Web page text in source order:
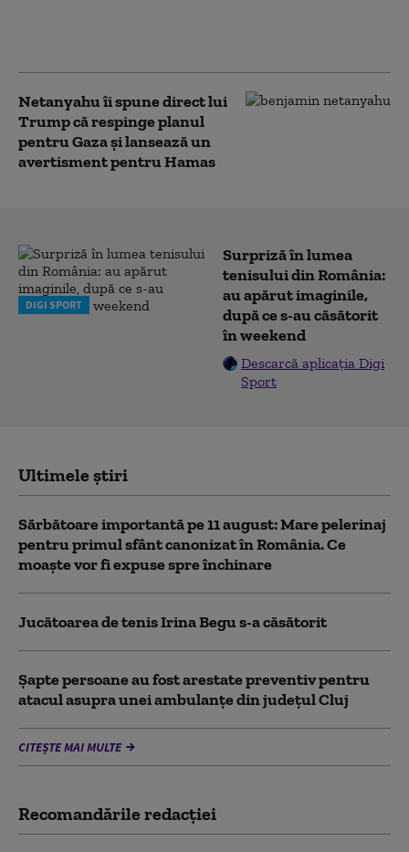
Netanyahu îi spune direct lui
Trump că respinge planul
pentru Gaza și lansează un
avertisment pentru Hamas
DIGI SPORT
Surpriză în lumea
tenisului din România:
au apărut imaginile,
după ce s-au căsătorit
în weekend
Descarcă aplicația Digi
Sport
Ultimele știri
Sărbătoare importantă pe 11 august: Mare pelerinaj
pentru primul sfânt canonizat în România. Ce
moaște vor fi expuse spre închinare
Jucătoarea de tenis Irina Begu s-a căsătorit
Șapte persoane au fost arestate preventiv pentru
atacul asupra unei ambulanțe din județul Cluj
CITEȘTE MAI MULTE
Recomandările redacţiei